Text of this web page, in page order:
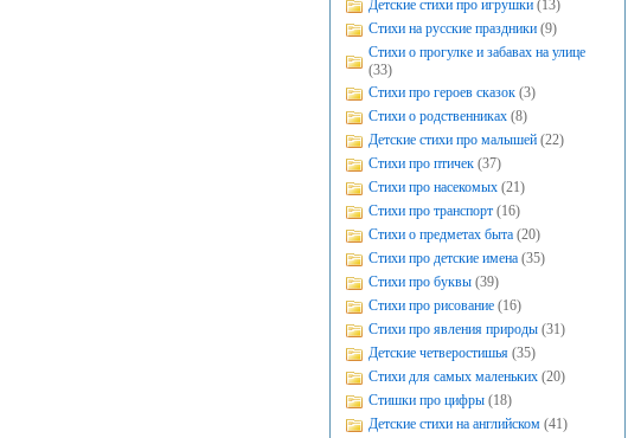
Детские стихи про игрушки (13)
Стихи на русские праздники (9)
Стихи о прогулке и забавах на улице
(33)
Стихи про героев сказок (3)
Стихи о родственниках (8)
Детские стихи про малышей (22)
Стихи про птичек (37)
Стихи про насекомых (21)
Стихи про транспорт (16)
Стихи о предметах быта (20)
Стихи про детские имена (35)
Стихи про буквы (39)
Стихи про рисование (16)
Стихи про явления природы (31)
Детские четверостишья (35)
Стихи для самых маленьких (20)
Стишки про цифры (18)
Детские стихи на английском (41)